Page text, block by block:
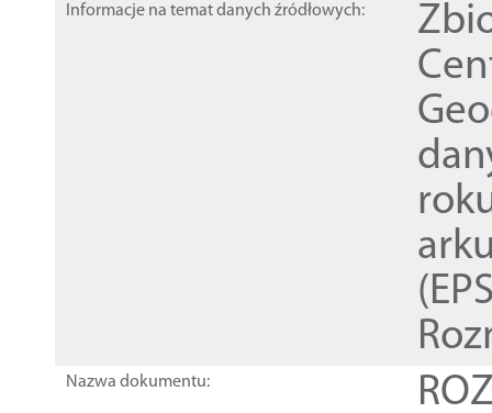
Informacje na temat danych źródłowych:
Nazwa dokumentu: